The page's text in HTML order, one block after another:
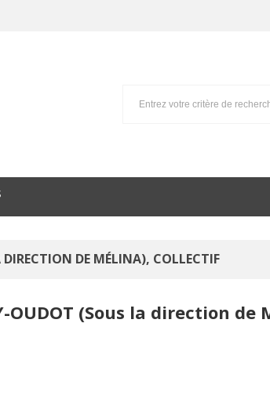
DE MÉLINA), COLLECTIF
(Sous la direction de